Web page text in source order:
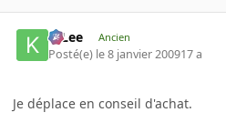
K-Lee Ancien
Posté(e) le 8 janvier 200917 a
Je déplace en conseil d'achat.